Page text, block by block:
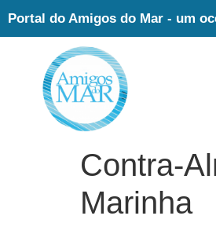
Portal do Amigos do Mar - um
Contra-
Marinha